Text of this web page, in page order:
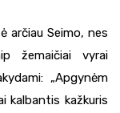
arčiau Seimo, nes
žemaičiai vyrai
„Apgynėm
kalbantis kažkuris